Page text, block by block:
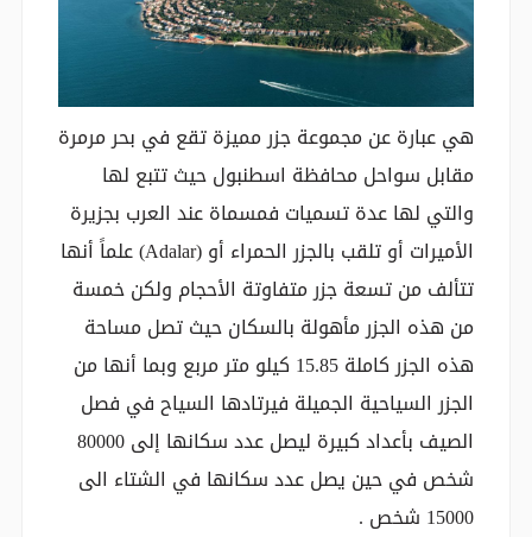
هي عبارة عن مجموعة جزر مميزة تقع في بحر مرمرة
مقابل سواحل محافظة اسطنبول حيث تتبع لها
والتي لها عدة تسميات فمسماة عند العرب بجزيرة
الأميرات أو تلقب بالجزر الحمراء أو (Adalar) علماً أنها
تتألف من تسعة جزر متفاوتة الأحجام ولكن خمسة
من هذه الجزر مأهولة بالسكان حيث تصل مساحة
هذه الجزر كاملة 15.85 كيلو متر مربع وبما أنها من
الجزر السياحية الجميلة فيرتادها السياح في فصل
الصيف بأعداد كبيرة ليصل عدد سكانها إلى 80000
شخص في حين يصل عدد سكانها في الشتاء الى
15000 شخص .